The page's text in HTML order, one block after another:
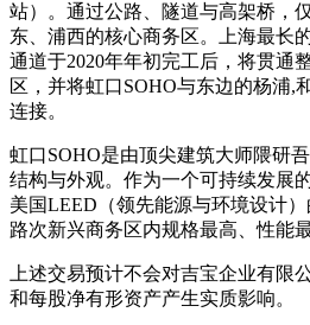
站）。通过公路、隧道与高架桥，
东、浦西的核心商务区。上海最
通道于2020年年初完工后，将贯通
区，并将虹口SOHO与东边的杨浦,
连接。
虹口SOHO是由顶尖建筑大师隈研
结构与外观。作为一个可持续发展
美国LEED（领先能源与环境设计
路次新兴商务区内规格最高、性能
上述交易预计不会对吉宝企业有限
和每股净有形资产产生实质影响。